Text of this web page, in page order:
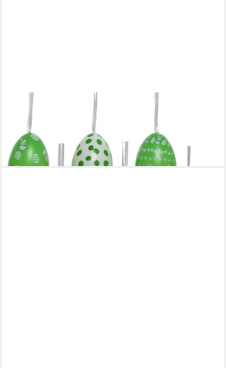
DECORIS SEASON DECORATIONS
Osterei, Ostereier zum Aufhängen gepunktet mit Motiv 6cm
gelb / grün 12 Stück
4,79 €
(0,40 €/ 1 Stk)
lieferbar - in 3-4 Werktagen bei dir